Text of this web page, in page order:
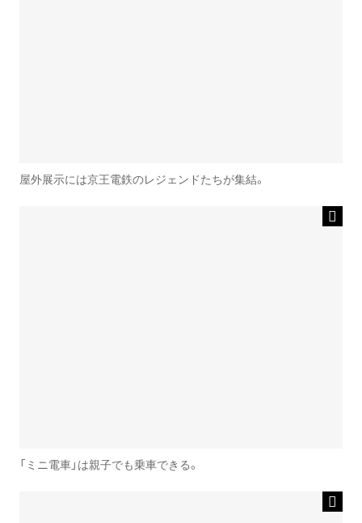
屋外展示には京王電鉄のレジェンドたちが集結。
「ミニ電車」は親子でも乗車できる。